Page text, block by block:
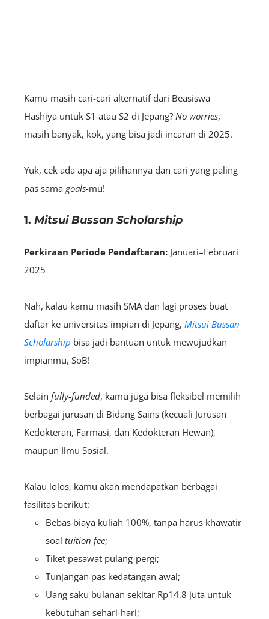
Kamu masih cari-cari alternatif dari Beasiswa
Hashiya untuk S1 atau S2 di Jepang? No worries,
masih banyak, kok, yang bisa jadi incaran di 2025.
Yuk, cek ada apa aja pilihannya dan cari yang paling
pas sama goals-mu!
1. Mitsui Bussan Scholarship
Perkiraan Periode Pendaftaran: Januari–Februari
2025
Nah, kalau kamu masih SMA dan lagi proses buat
daftar ke universitas impian di Jepang, Mitsui Bussan
Scholarship bisa jadi bantuan untuk mewujudkan
impianmu, SoB!
Selain fully-funded, kamu juga bisa fleksibel memilih
berbagai jurusan di Bidang Sains (kecuali Jurusan
Kedokteran, Farmasi, dan Kedokteran Hewan),
maupun Ilmu Sosial.
Kalau lolos, kamu akan mendapatkan berbagai
fasilitas berikut:
Bebas biaya kuliah 100%, tanpa harus khawatir
soal tuition fee;
Tiket pesawat pulang-pergi;
Tunjangan pas kedatangan awal;
Uang saku bulanan sekitar Rp14,8 juta untuk
kebutuhan sehari-hari;